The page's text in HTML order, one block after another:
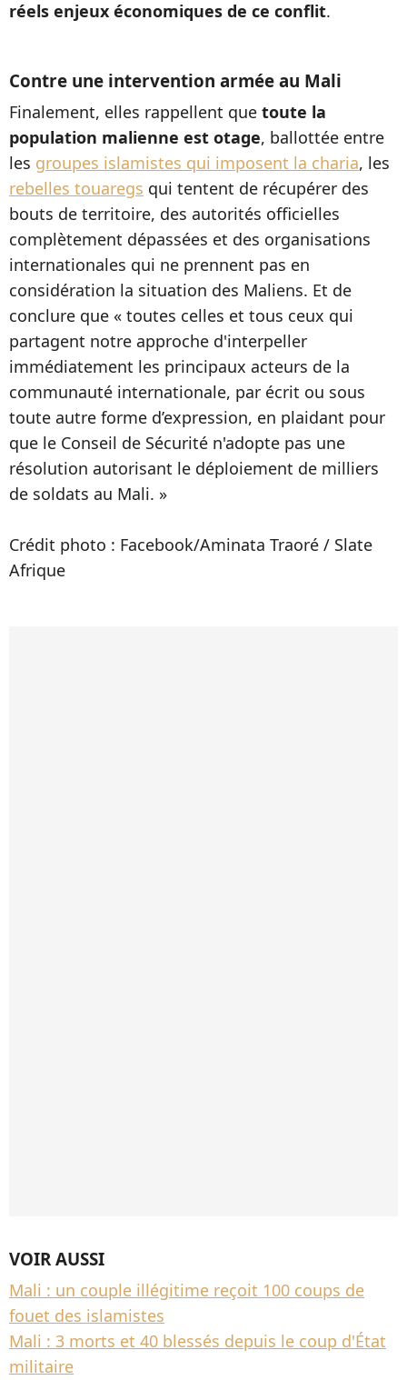
réels enjeux économiques de ce conflit.
Contre une intervention armée au Mali
Finalement, elles rappellent que toute la
population malienne est otage, ballottée entre
les groupes islamistes qui imposent la charia, les
rebelles touaregs qui tentent de récupérer des
bouts de territoire, des autorités officielles
complètement dépassées et des organisations
internationales qui ne prennent pas en
considération la situation des Maliens. Et de
conclure que « toutes celles et tous ceux qui
partagent notre approche d'interpeller
immédiatement les principaux acteurs de la
communauté internationale, par écrit ou sous
toute autre forme d’expression, en plaidant pour
que le Conseil de Sécurité n'adopte pas une
résolution autorisant le déploiement de milliers
de soldats au Mali. »
Crédit photo : Facebook/Aminata Traoré / Slate
Afrique
VOIR AUSSI
Mali : un couple illégitime reçoit 100 coups de
fouet des islamistes
Mali : 3 morts et 40 blessés depuis le coup d'État
militaire